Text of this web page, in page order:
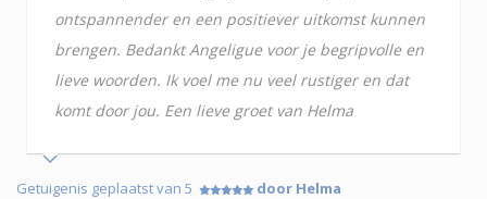
ontspannender en een positiever uitkomst kunnen
brengen. Bedankt Angeligue voor je begripvolle en
lieve woorden. Ik voel me nu veel rustiger en dat
komt door jou. Een lieve groet van Helma
Getuigenis geplaatst van 5
door Helma